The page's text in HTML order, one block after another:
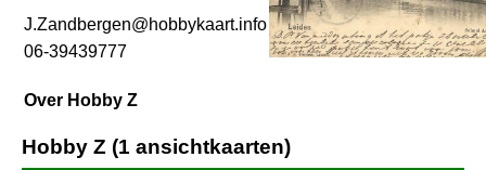
J.Zandbergen@hobbykaart.info
06-39439777
Over Hobby Z
Hobby Z (1 ansichtkaarten)